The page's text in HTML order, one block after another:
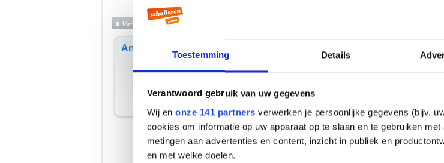
Toestemming Details
Verantwoord gebruik van uw gegevens
Wij en onze 141 partners verwerken je persoonlijke gegevens (bijv.
cookies om informatie op uw apparaat op te slaan en te gebruiken
metingen aan advertenties en content, inzicht in publiek en
en met welke doelen.
05-01-2003, 13:11
Anom
Citaat:
Nope, het is wel Hededaage... Zo heet de wereld waar het